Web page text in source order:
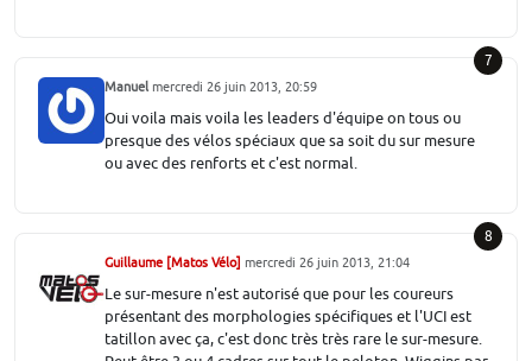
7
Manuel mercredi 26 juin 2013, 20:59
Oui voila mais voila les leaders d'équipe on tous ou
presque des vélos spéciaux que sa soit du sur mesure
ou avec des renforts et c'est normal.
8
Guillaume [Matos Vélo] mercredi 26 juin 2013, 21:04
Le sur-mesure n'est autorisé que pour les coureurs
présentant des morphologies spécifiques et l'UCI est
tatillon avec ça, c'est donc très très rare le sur-mesure.